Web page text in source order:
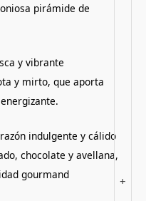
+
pirámide de
y vibrante
y mirto, que aporta
indulgente y cálido
chocolate y avellana,
gourmand